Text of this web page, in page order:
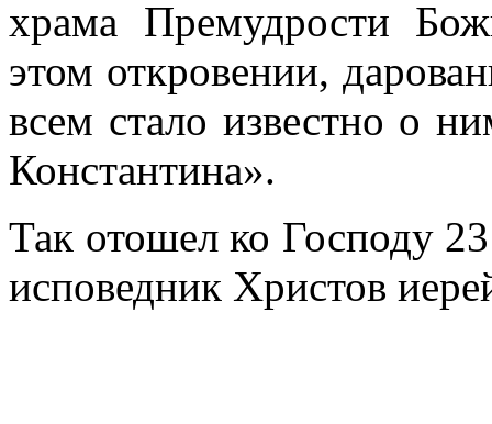
храма Премудрости
этом откровении,
всем стало известно о
Константина».
Так отошел ко Господу
исповедник Христов